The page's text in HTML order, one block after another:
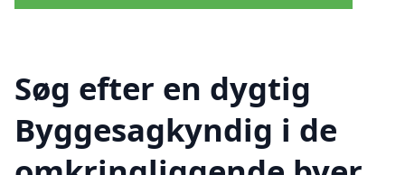
Søg efter en dygtig
Byggesagkyndig i de